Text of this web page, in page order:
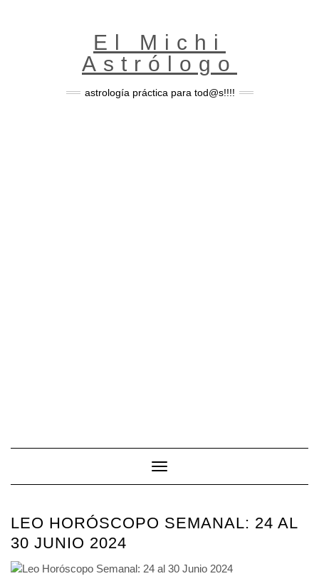
El Michi
Astrólogo
astrología práctica para tod@s!!!!
Toggle Navigation
LEO HORÓSCOPO SEMANAL: 24 AL
30 JUNIO 2024